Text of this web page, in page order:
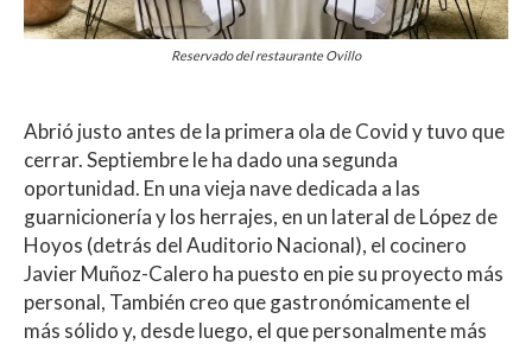
Reservado del restaurante Ovillo
Abrió justo antes de la primera ola de Covid y tuvo que
cerrar. Septiembre le ha dado una segunda
oportunidad. En una vieja nave dedicada a las
guarnicionería y los herrajes, en un lateral de López de
Hoyos (detrás del Auditorio Nacional), el cocinero
Javier Muñoz-Calero ha puesto en pie su proyecto más
personal, También creo que gastronómicamente el
más sólido y, desde luego, el que personalmente más